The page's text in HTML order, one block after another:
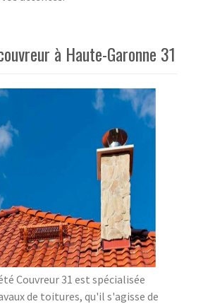
à Haute-Garonne 31
Couvreur 31 est spécialisée
de toitures, qu'il s'agisse de